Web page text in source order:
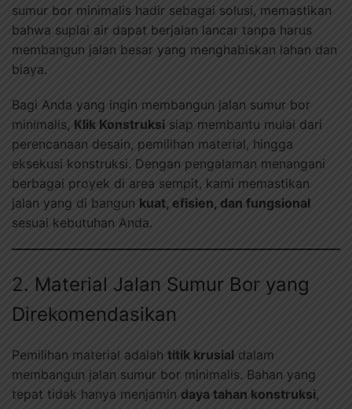
sumur bor minimalis hadir sebagai solusi, memastikan
bahwa suplai air dapat berjalan lancar tanpa harus
membangun jalan besar yang menghabiskan lahan dan
biaya.
Bagi Anda yang ingin membangun jalan sumur bor
minimalis, Klik Konstruksi siap membantu mulai dari
perencanaan desain, pemilihan material, hingga
eksekusi konstruksi. Dengan pengalaman menangani
berbagai proyek di area sempit, kami memastikan
jalan yang di bangun kuat, efisien, dan fungsional
sesuai kebutuhan Anda.
2. Material Jalan Sumur Bor yang
Direkomendasikan
Pemilihan material adalah titik krusial dalam
membangun jalan sumur bor minimalis. Bahan yang
tepat tidak hanya menjamin daya tahan konstruksi,